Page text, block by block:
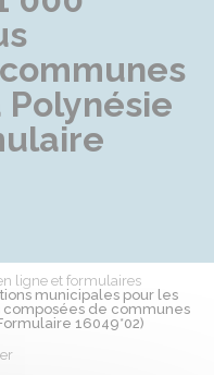
ligne et formulaires
municipales pour les
composées de communes
16049*02)